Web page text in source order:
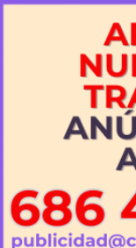
Ir